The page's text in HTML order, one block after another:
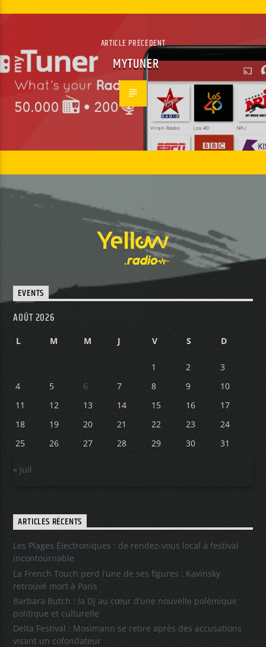
ARTICLE PRÉCÉDENT
MYTUNER
EVENTS
AOÛT 2026
L M M J V S D
1 2
3
4
5 6 7 8 9
10
11
12 13 14 15 16
17
18
19 20 21 22 23
24
25
26 27 28 29 30 31
« Juil
ARTICLES RÉCENTS
Les Plages Électroniques : de rendez-vous local à festival
incontournable
La French Touch perd l’une de ses figures : Kavinsky
retrouvé mort à Paris
Barbara Butch : la DJ au cœur d’une nouvelle polémique
politique et culturelle
Delta Festival : Mosimann se retire après des accusations
visant un cofondateur